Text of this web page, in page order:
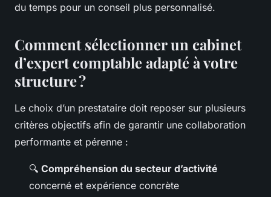
du temps pour un conseil plus personnalisé.
Comment sélectionner un cabinet
d’expert comptable adapté à votre
structure ?
Le choix d’un prestataire doit reposer sur plusieurs
critères objectifs afin de garantir une collaboration
performante et pérenne :
🔍 Compréhension du secteur d’activité
concerné et expérience concrète